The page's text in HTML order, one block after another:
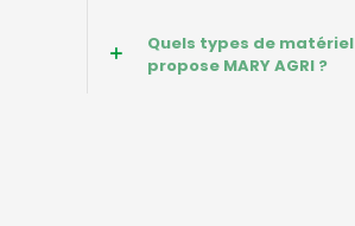
Quels types de matériel
propose MARY AGRI ?